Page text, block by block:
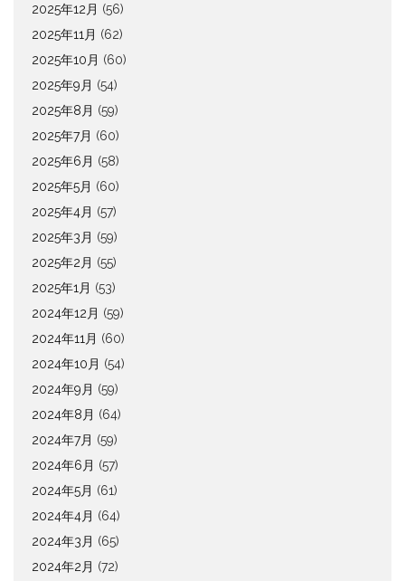
2025年12月 (56)
2025年11月 (62)
2025年10月 (60)
2025年9月 (54)
2025年8月 (59)
2025年7月 (60)
2025年6月 (58)
2025年5月 (60)
2025年4月 (57)
2025年3月 (59)
2025年2月 (55)
2025年1月 (53)
2024年12月 (59)
2024年11月 (60)
2024年10月 (54)
2024年9月 (59)
2024年8月 (64)
2024年7月 (59)
2024年6月 (57)
2024年5月 (61)
2024年4月 (64)
2024年3月 (65)
2024年2月 (72)